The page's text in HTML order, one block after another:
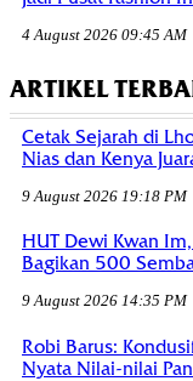
4 August 2026 09:45 AM
ARTIKEL
Cetak Sejarah di
Nias dan Kenya
9 August 2026 19:18 PM
HUT Dewi Kwan
Bagikan 500
9 August 2026 14:35 PM
Robi Barus:
Nyata Nilai-nilai